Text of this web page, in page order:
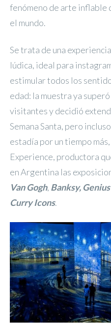
fenómeno de arte inflable
el mundo.
Se trata de una
lúdica, ideal para
estimular todos los
edad: la muestra ya
visitantes y decidió
Semana Santa, pero
estadía por un tiempo
Experience, productora
en Argentina las
Van Gogh, Banksy,
Curry Icons.